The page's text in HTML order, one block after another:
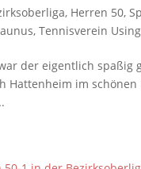
, Herren 50,
,Tennisverein
der eigentlich spaßig
Hattenheim im